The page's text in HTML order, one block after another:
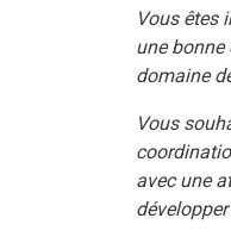
Vous êtes
une
domaine
Vous
avec une